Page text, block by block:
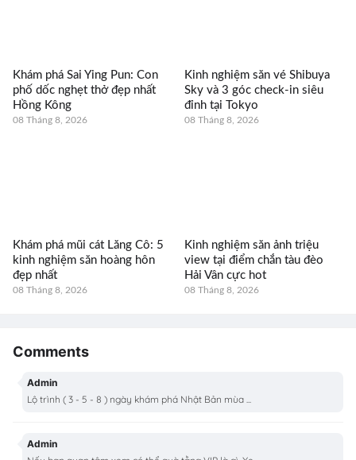
Khám phá Sai Ying Pun: Con
phố dốc nghẹt thở đẹp nhất
Hồng Kông
08 Tháng 8, 2026
Kinh nghiệm săn vé Shibuya
Sky và 3 góc check-in siêu
đỉnh tại Tokyo
08 Tháng 8, 2026
Khám phá mũi cát Lăng Cô: 5
kinh nghiệm săn hoàng hôn
đẹp nhất
08 Tháng 8, 2026
Kinh nghiệm săn ảnh triệu
view tại điểm chắn tàu đèo
Hải Vân cực hot
08 Tháng 8, 2026
Comments
Admin
Lộ trình ( 3 - 5 - 8 ) ngày khám phá Nhật Bản mùa ...
Admin